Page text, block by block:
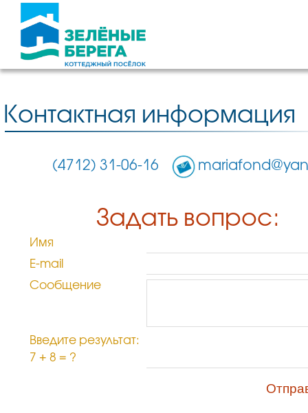
Контактная информация
(4712) 31-06-16
Задать вопрос:
Имя
E-mail
Сообщение
Введите результат:
7 + 8 = ?